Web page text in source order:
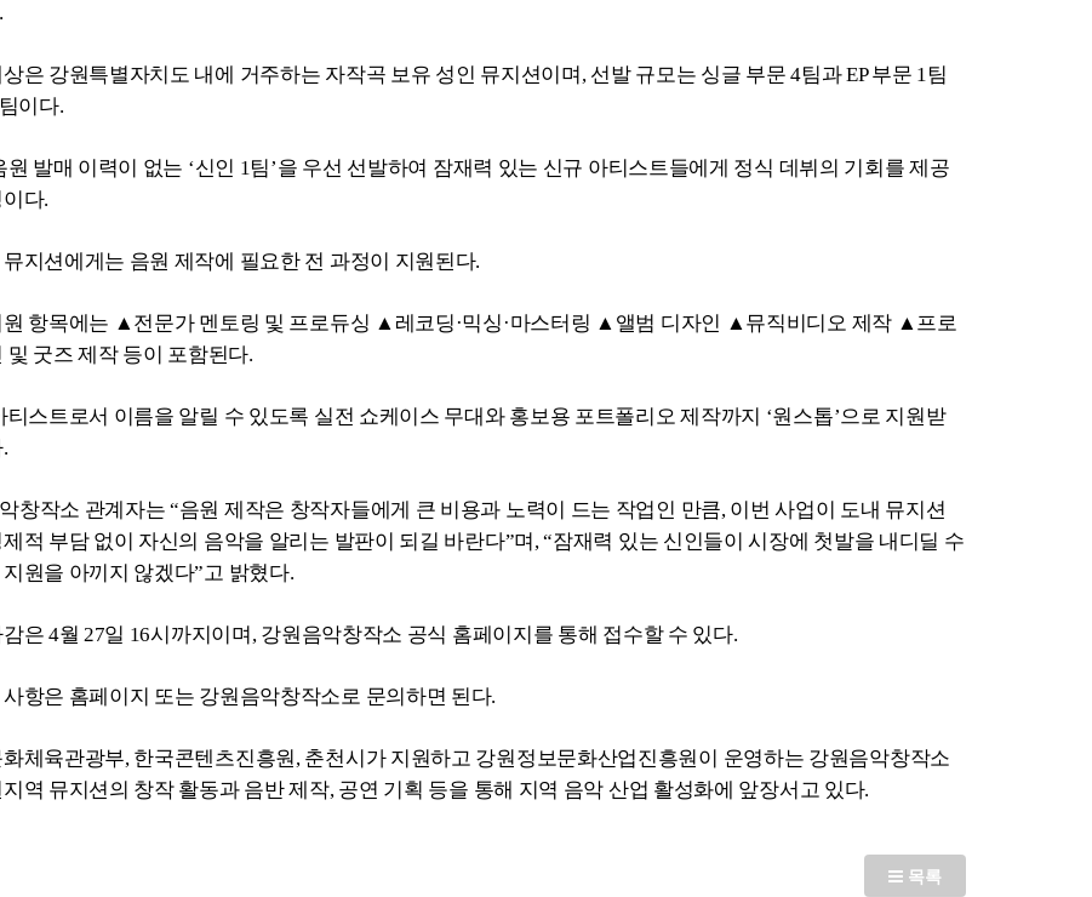
은 강원특별자치도 내에 거주하는 자작곡 보유 성인 뮤지션이며, 선발 규모는 싱글 부문 4팀과 EP 부문 1팀
이다.
원 발매 이력이 없는 ‘신인 1팀’을 우선 선발하여 잠재력 있는 신규 아티스트들에게 정식 데뷔의 기회를 제공
다.
지션에게는 음원 제작에 필요한 전 과정이 지원된다.
원 항목에는 ▲전문가 멘토링 및 프로듀싱 ▲레코딩·믹싱·마스터링 ▲앨범 디자인 ▲뮤직비디오 제작 ▲프로
및 굿즈 제작 등이 포함된다.
티스트로서 이름을 알릴 수 있도록 실전 쇼케이스 무대와 홍보용 포트폴리오 제작까지 ‘원스톱’으로 지원받
창작소 관계자는 “음원 제작은 창작자들에게 큰 비용과 노력이 드는 작업인 만큼, 이번 사업이 도내 뮤지션
적 부담 없이 자신의 음악을 알리는 발판이 되길 바란다”며, “잠재력 있는 신인들이 시장에 첫발을 내디딜 수
원을 아끼지 않겠다”고 밝혔다.
은 4월 27일 16시까지이며, 강원음악창작소 공식 홈페이지를 통해 접수할 수 있다.
항은 홈페이지 또는 강원음악창작소로 문의하면 된다.
체육관광부, 한국콘텐츠진흥원, 춘천시가 지원하고 강원정보문화산업진흥원이 운영하는 강원음악창작소
역 뮤지션의 창작 활동과 음반 제작, 공연 기획 등을 통해 지역 음악 산업 활성화에 앞장서고 있다.
목록